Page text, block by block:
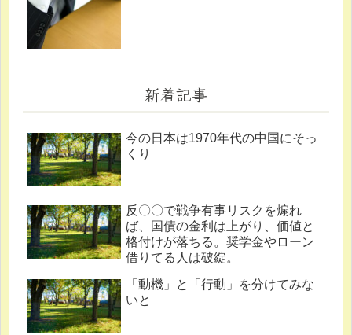
新着記事
今の日本は1970年代の中国にそっ
くり
反〇〇で戦争有事リスクを煽れ
ば、国債の金利は上がり、価値と
格付けが落ちる。奨学金やローン
借りてる人は破綻。
「動機」と「行動」を分けてみな
いと